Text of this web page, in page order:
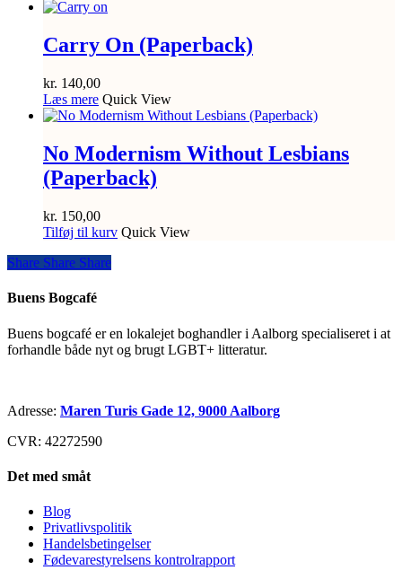
Carry On (Paperback)
kr. 140,00
Læs mere Quick View
No Modernism Without Lesbians
(Paperback)
kr. 150,00
Tilføj til kurv Quick View
Share
Share Share Share
Buens Bogcafé
Buens bogcafé er en lokalejet boghandler i Aalborg specialiseret i at
forhandle både nyt og brugt LGBT+ litteratur.
Adresse: Maren Turis Gade 12, 9000 Aalborg
CVR: 42272590
Det med småt
Blog
Privatlivspolitik
Handelsbetingelser
Fødevarestyrelsens kontrolrapport